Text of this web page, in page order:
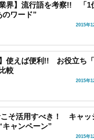
界】流行語を考察!! 「1
のワード”
2015年
】使えば便利!! お役立ち
較
2015年
こそ活用すべき！ キャッ
ャンペーン”
2015年